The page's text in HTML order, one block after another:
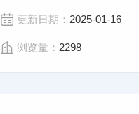
靠。更新日期： 2025-01-16
浏览量： 2298